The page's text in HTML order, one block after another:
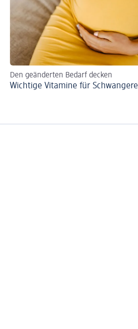
Den geänderten Bedarf decken
Wichtige Vitamine für Schwangere